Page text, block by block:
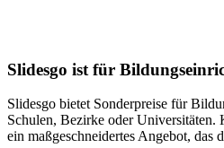
Slidesgo ist für
Slidesgo bietet Sonderpreise für
Schulen, Bezirke oder Universitäten.
ein maßgeschneidertes Angebot, das